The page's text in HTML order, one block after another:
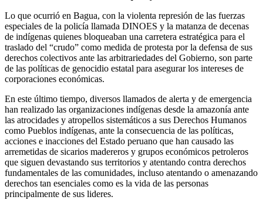
Lo que ocurrió en Bagua, con la violenta represión de las fuerzas
especiales de la policía llamada DINOES y la matanza de decenas
de indígenas quienes bloqueaban una carretera estratégica para el
traslado del “crudo” como medida de protesta por la defensa de sus
derechos colectivos ante las arbitrariedades del Gobierno, son parte
de las políticas de genocidio estatal para asegurar los intereses de
corporaciones económicas.
En este último tiempo, diversos llamados de alerta y de emergencia
han realizado las organizaciones indígenas desde la amazonía ante
las atrocidades y atropellos sistemáticos a sus Derechos Humanos
como Pueblos indígenas, ante la consecuencia de las políticas,
acciones e inacciones del Estado peruano que han causado las
arremetidas de sicarios madereros y grupos económicos petroleros
que siguen devastando sus territorios y atentando contra derechos
fundamentales de las comunidades, incluso atentando o amenazando
derechos tan esenciales como es la vida de las personas
principalmente de sus lideres.